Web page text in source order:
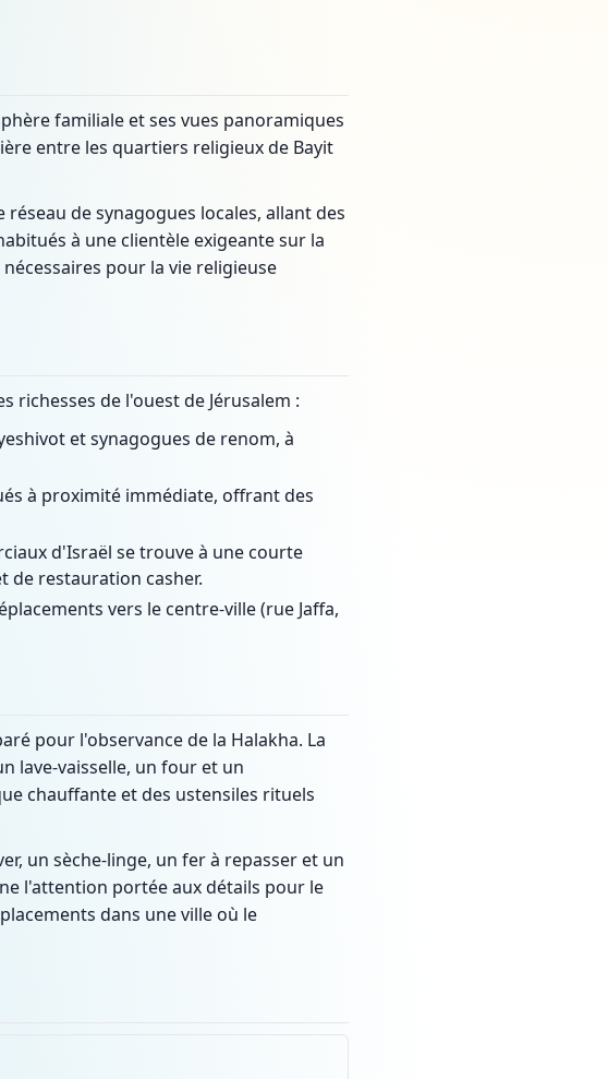
familiale et ses vues panoramiques
entre les quartiers religieux de Bayit
de synagogues locales, allant des
à une clientèle exigeante sur la
pour la vie religieuse
richesses de l'ouest de Jérusalem :
et synagogues de renom, à
à proximité immédiate, offrant des
d'Israël se trouve à une courte
de restauration casher.
vers le centre-ville (rue Jaffa,
pour l'observance de la Halakha. La
lave-vaisselle, un four et un
chauffante et des ustensiles rituels
un sèche-linge, un fer à repasser et un
l'attention portée aux détails pour le
dans une ville où le